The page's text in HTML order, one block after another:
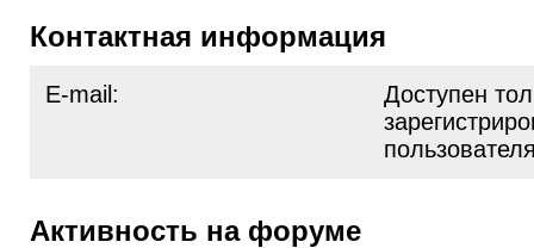
Контактная информация
E-mail:
Доступен
Активность на форуме